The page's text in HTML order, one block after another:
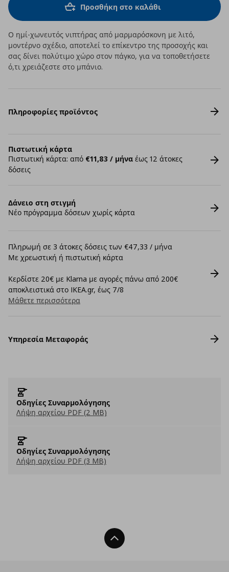
Προσθήκη στο καλάθι
Ο ημί-χωνευτός νιπτήρας από μαρμαρόσκονη με λιτό,
μοντέρνο σχέδιο, αποτελεί το επίκεντρο της προσοχής και
σας δίνει πολύτιμο χώρο στον πάγκο, για να τοποθετήσετε
ό,τι χρειάζεστε στο μπάνιο.
Πληροφορίες προϊόντος
Πιστωτική κάρτα
Πιστωτική κάρτα: από €11,83 / μήνα έως 12 άτοκες
δόσεις
Δάνειο στη στιγμή
Νέο πρόγραμμα δόσεων χωρίς κάρτα
Πληρωμή σε 3 άτοκες δόσεις των €47,33 / μήνα
Με χρεωστική ή πιστωτική κάρτα
Κερδίστε 20€ με Klarna με αγορές πάνω από 200€
αποκλειστικά στο IKEA.gr, έως 7/8
Μάθετε περισσότερα
Υπηρεσία Μεταφοράς
Οδηγίες Συναρμολόγησης
Λήψη αρχείου PDF (2 MB)
Οδηγίες Συναρμολόγησης
Λήψη αρχείου PDF (3 MB)
Back To Top